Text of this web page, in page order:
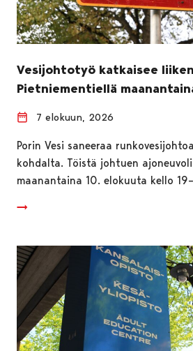
Vesijohtotyö katkaisee
Pietniementiellä
7 elokuun, 2026
Porin Vesi saneeraa
kohdalta. Töistä johtuen
maanantaina 10. elokuuta kello